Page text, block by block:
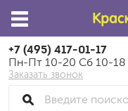
+7 (495) 417-01-17
Пн-Пт 10-20 Сб 10-18
Заказать звонок